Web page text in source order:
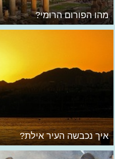
מהו הפורום הרומי?
איך נכבשה העיר אילת?